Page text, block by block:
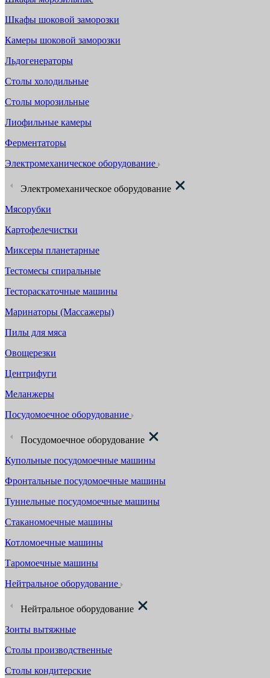
Шкафы шоковой заморозки
Камеры шоковой заморозки
Льдогенераторы
Столы холодильные
Столы морозильные
Лиофильные камеры
Ферментаторы
Электромеханическое оборудование
Электромеханическое оборудование
Мясорубки
Картофелечистки
Миксеры планетарные
Тестомесы спиральные
Тестораскаточные машины
Маринаторы (Массажеры)
Пилы для мяса
Овощерезки
Центрифуги
Меланжеры
Посудомоечное оборудование
Посудомоечное оборудование
Купольные посудомоечные машины
Фронтальные посудомоечные машины
Туннельные посудомоечные машины
Стаканомоечные машины
Котломоечные машины
Таромоечные машины
Нейтральное оборудование
Нейтральное оборудование
Зонты вытяжные
Столы производственные
Столы кондитерские